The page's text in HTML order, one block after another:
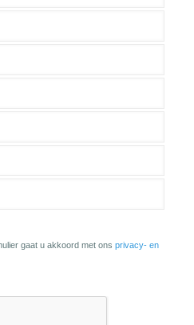
gaat u akkoord met ons privacy- en